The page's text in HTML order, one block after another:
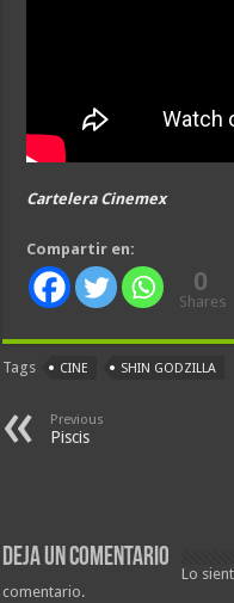
Cartelera Cinemex
Compartir en:
0
Shares
Tags CINE SHIN GODZILLA
Previous
Piscis
Deja un comentario
Lo
comentario.